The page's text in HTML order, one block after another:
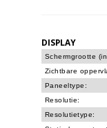
DISPLAY
Schermgrootte
Zichtbare
Paneeltype:
Resolutie:
Resolutietype: